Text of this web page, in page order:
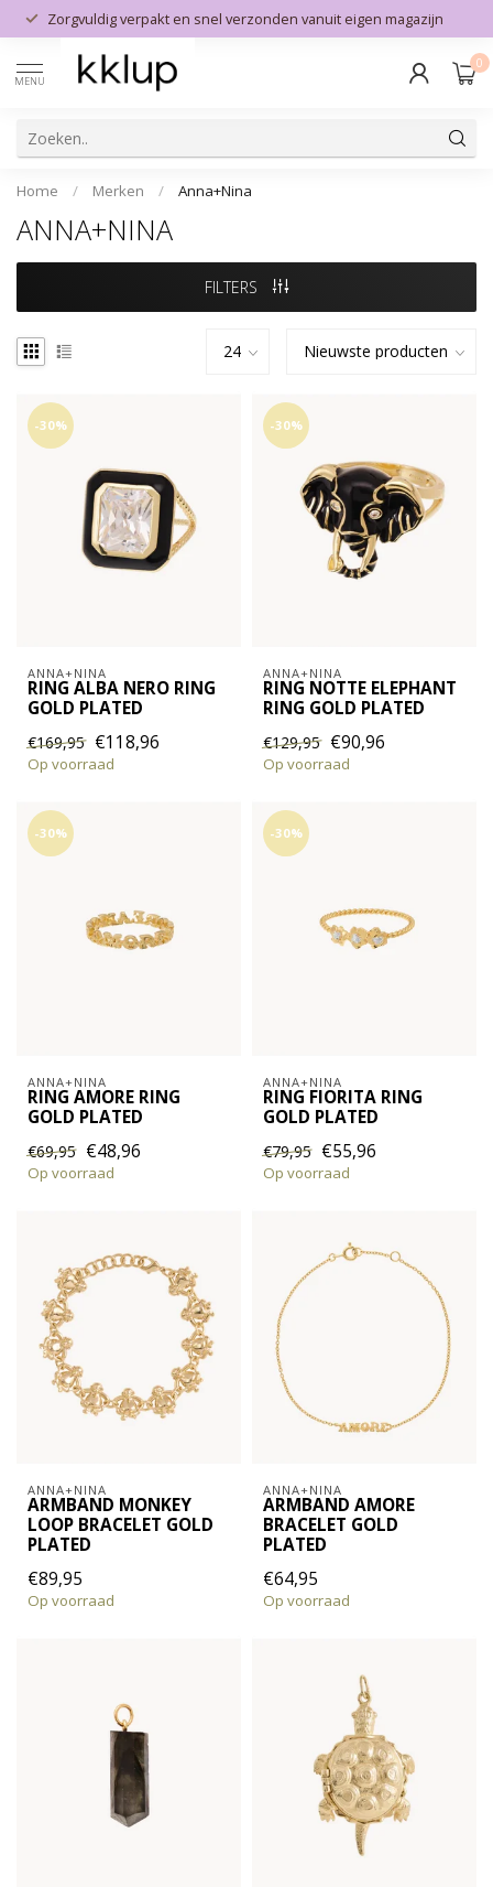
Zorgvuldig verpakt en snel verzonden vanuit eigen magazijn
MENU
0
Home / Merken / Anna+Nina
ANNA+NINA
FILTERS
-30%
ANNA+NINA
RING ALBA NERO RING
GOLD PLATED
€169,95 €118,96
Op voorraad
-30%
ANNA+NINA
RING NOTTE ELEPHANT
RING GOLD PLATED
€129,95 €90,96
Op voorraad
-30%
ANNA+NINA
RING AMORE RING
GOLD PLATED
€69,95 €48,96
Op voorraad
-30%
ANNA+NINA
RING FIORITA RING
GOLD PLATED
€79,95 €55,96
Op voorraad
ANNA+NINA
ARMBAND MONKEY
LOOP BRACELET GOLD
PLATED
€89,95
Op voorraad
ANNA+NINA
ARMBAND AMORE
BRACELET GOLD
PLATED
€64,95
Op voorraad